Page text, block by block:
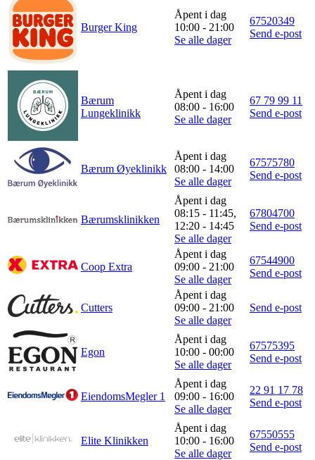
Burger King
Åpent i dag
10:00 - 21:00
Se alle dager
67520349
Send e-post
Bærum
Lungeklinikk
Åpent i dag
08:00 - 16:00
Se alle dager
67 79 99 11
Send e-post
Bærum Øyeklinikk
Åpent i dag
08:00 - 14:00
Se alle dager
67575780
Send e-post
Bærumsklinikken
Åpent i dag
08:15 - 11:45,
12:20 - 14:45
Se alle dager
67804700
Send e-post
Coop Extra
Åpent i dag
09:00 - 21:00
Se alle dager
67544900
Send e-post
Cutters
Åpent i dag
09:00 - 21:00
Se alle dager
Send e-post
Egon
Åpent i dag
10:00 - 00:00
Se alle dager
67575395
Send e-post
EiendomsMegler 1
Åpent i dag
09:00 - 16:00
Se alle dager
22 91 17 78
Send e-post
Elite Klinikken
Åpent i dag
10:00 - 16:00
Se alle dager
67550555
Send e-post